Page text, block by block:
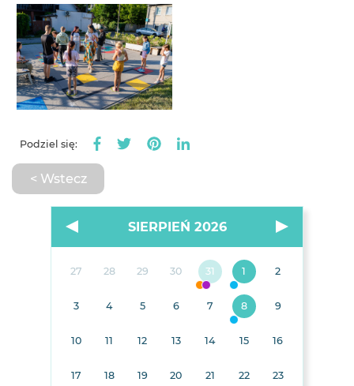
Podziel się:
< Wstecz
SIERPIEŃ 2026
27 28 29 30 31 1 2
3 4 5 6 7 8 9
10 11 12 13 14 15 16
17 18 19 20 21 22 23